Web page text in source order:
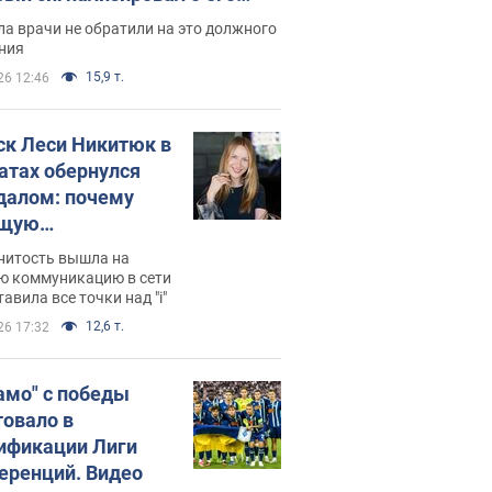
раке
врачи не обратили на это должного
12:46 15,9 т.
Леси Никитюк в
обернулся
почему
вышла на
коммуникацию в сети
все точки над "i"
17:32 12,6 т.
с победы
в
Лиги
Видео